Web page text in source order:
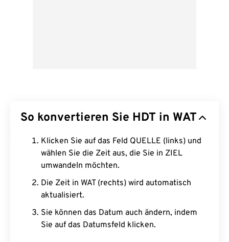
So konvertieren Sie HDT in WAT
Klicken Sie auf das Feld QUELLE (links) und
wählen Sie die Zeit aus, die Sie in ZIEL
umwandeln möchten.
Die Zeit in WAT (rechts) wird automatisch
aktualisiert.
Sie können das Datum auch ändern, indem
Sie auf das Datumsfeld klicken.